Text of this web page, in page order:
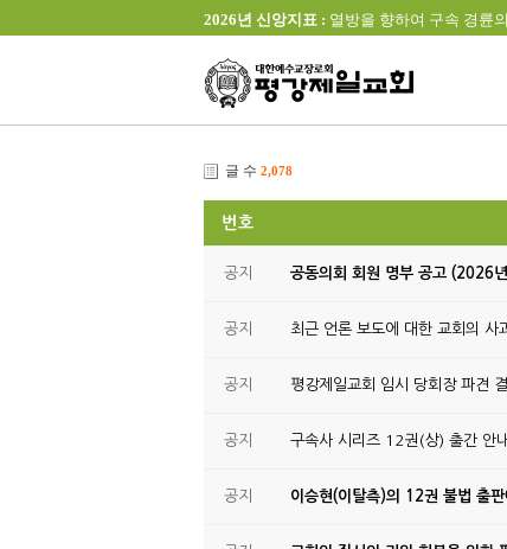
2026년 신앙지표 : 열방을 향하여 구속 경륜
글 수 2,078
번호
공지 공동의회 회원 명부 공고 (2026
공지 최근 언론 보도에 대한 교회의 사
공지 평강제일교회 임시 당회장 파견
공지 구속사 시리즈 12권(상) 출간 안내
공지 이승현(이탈측)의 12권 불법 출